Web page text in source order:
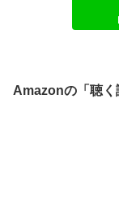
Amazonの「聴く